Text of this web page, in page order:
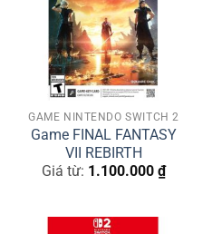
GAME NINTENDO SWITCH 2
Game FINAL FANTASY
VII REBIRTH
Giá từ: 1.100.000 ₫